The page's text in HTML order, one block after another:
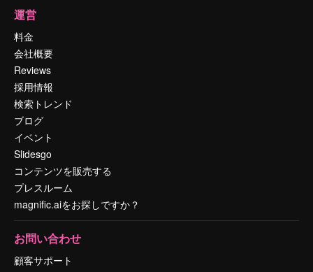
運営
料金
会社概要
Reviews
採用情報
検索トレンド
ブログ
イベント
Slidesgo
コンテンツを販売する
プレスルーム
magnific.aiをお探しですか？
お問い合わせ
顧客サポート